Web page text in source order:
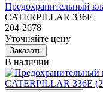
Предохранительный
CATERPILLAR 336E
204-2678
Уточняйте цену
В наличии